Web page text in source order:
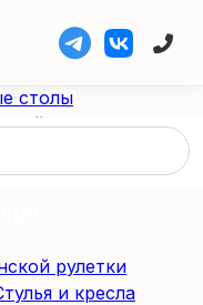
столы
столы
рулетки
/ Жетоны
рулетки
и кресла